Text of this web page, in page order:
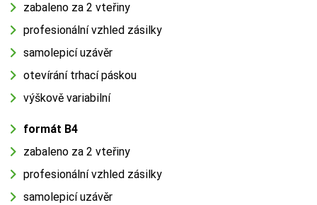
zabaleno za 2 vteřiny
profesionální vzhled zásilky
samolepicí uzávěr
otevírání trhací páskou
výškově variabilní
formát B4
zabaleno za 2 vteřiny
profesionální vzhled zásilky
samolepicí uzávěr